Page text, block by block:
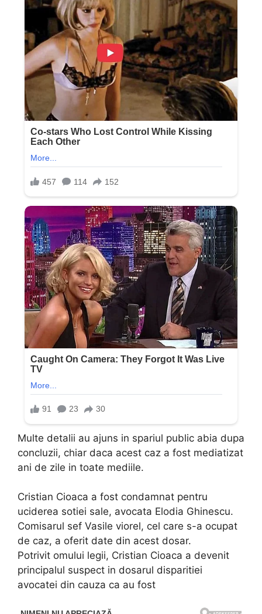
Multe detalii au ajuns in spariul public abia dupa
concluzii, chiar daca acest caz a fost mediatizat
ani de zile in toate mediile.
Cristian Cioaca a fost condamnat pentru
uciderea sotiei sale, avocata Elodia Ghinescu.
Comisarul sef Vasile viorel, cel care s-a ocupat
de caz, a oferit date din acest dosar.
Potrivit omului legii, Cristian Cioaca a devenit
principalul suspect in dosarul disparitiei
avocatei din cauza ca au fost